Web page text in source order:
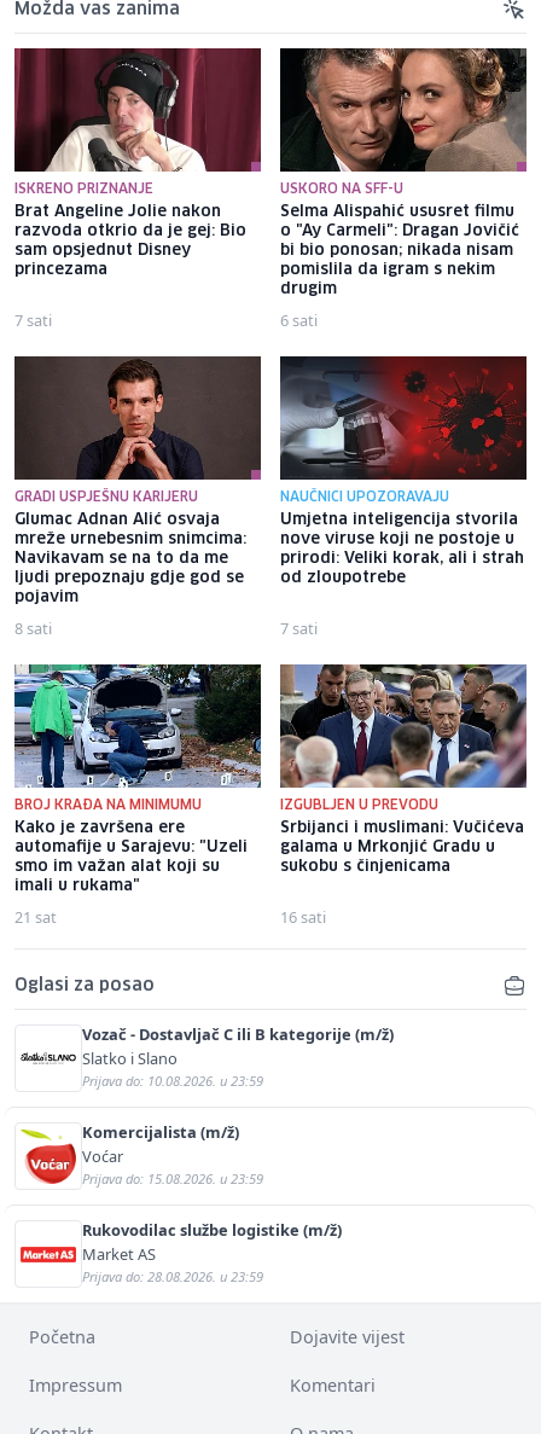
Možda vas zanima
ISKRENO PRIZNANJE
Brat Angeline Jolie nakon
razvoda otkrio da je gej: Bio
sam opsjednut Disney
princezama
7 sati
USKORO NA SFF-U
Selma Alispahić ususret filmu
o "Ay Carmeli": Dragan Jovičić
bi bio ponosan; nikada nisam
pomislila da igram s nekim
drugim
6 sati
GRADI USPJEŠNU KARIJERU
Glumac Adnan Alić osvaja
mreže urnebesnim snimcima:
Navikavam se na to da me
ljudi prepoznaju gdje god se
pojavim
8 sati
NAUČNICI UPOZORAVAJU
Umjetna inteligencija stvorila
nove viruse koji ne postoje u
prirodi: Veliki korak, ali i strah
od zloupotrebe
7 sati
BROJ KRAĐA NA MINIMUMU
Kako je završena ere
automafije u Sarajevu: "Uzeli
smo im važan alat koji su
imali u rukama"
21 sat
IZGUBLJEN U PREVODU
Srbijanci i muslimani: Vučićeva
galama u Mrkonjić Gradu u
sukobu s činjenicama
16 sati
Oglasi za posao
Vozač - Dostavljač C ili B kategorije (m/ž)
Slatko i Slano
Prijava do: 10.08.2026. u 23:59
Komercijalista (m/ž)
Voćar
Prijava do: 15.08.2026. u 23:59
Rukovodilac službe logistike (m/ž)
Market AS
Prijava do: 28.08.2026. u 23:59
Početna Dojavite vijest
Impressum Komentari